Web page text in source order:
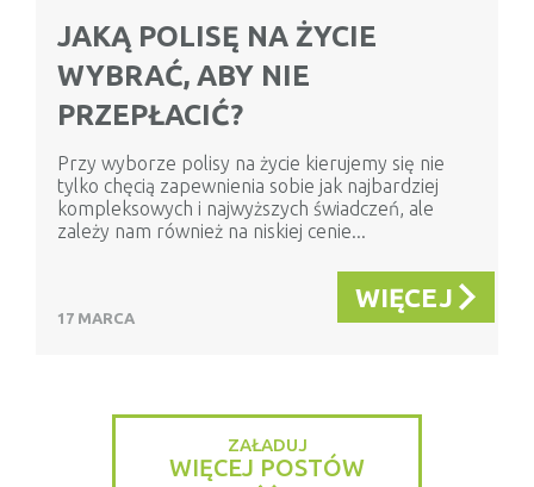
JAKĄ POLISĘ NA ŻYCIE
WYBRAĆ, ABY NIE
PRZEPŁACIĆ?
Przy wyborze polisy na życie kierujemy się nie
tylko chęcią zapewnienia sobie jak najbardziej
kompleksowych i najwyższych świadczeń, ale
zależy nam również na niskiej cenie...
17 MARCA
WIĘCEJ
ZAŁADUJ
WIĘCEJ POSTÓW